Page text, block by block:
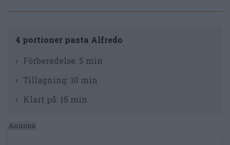
4 portioner pasta Alfredo
Förberedelse: 5 min
Tillagning: 10 min
Klart på: 15 min